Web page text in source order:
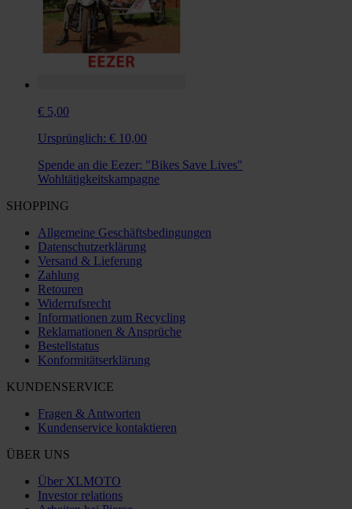
€ 5,00
Ursprünglich: € 10,00
Spende an die Eezer: "Bikes Save Lives"
Wohltätigkeitskampagne
SHOPPING
Allgemeine Geschäftsbedingungen
Datenschutzerklärung
Versand & Lieferung
Zahlung
Retouren
Widerrufsrecht
Informationen zum Recycling
Reklamationen & Ansprüche
Bestellstatus
Konformitätserklärung
KUNDENSERVICE
Fragen & Antworten
Kundenservice kontaktieren
ÜBER UNS
Über XLMOTO
Investor relations